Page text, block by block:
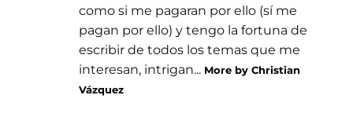
como si me pagaran por ello (sí me
pagan por ello) y tengo la fortuna de
escribir de todos los temas que me
interesan, intrigan... More by Christian
Vázquez